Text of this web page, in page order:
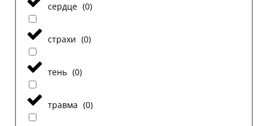
сердце (0)
страхи (0)
тень (0)
травма (0)